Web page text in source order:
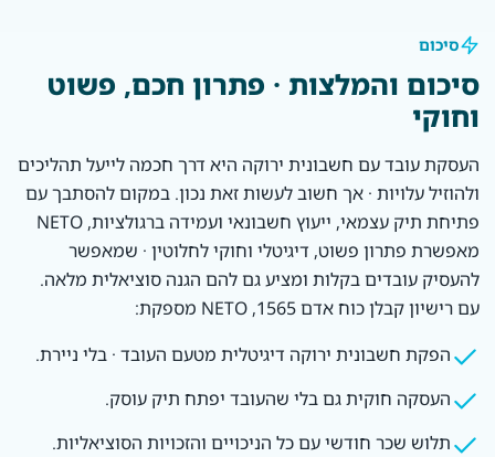
סיכום
סיכום והמלצות · פתרון חכם, פשוט
וחוקי
העסקת עובד עם חשבונית ירוקה היא דרך חכמה לייעל תהליכים
ולהוזיל עלויות · אך חשוב לעשות זאת נכון. במקום להסתבך עם
פתיחת תיק עצמאי, ייעוץ חשבונאי ועמידה ברגולציות, NETO
מאפשרת פתרון פשוט, דיגיטלי וחוקי לחלוטין · שמאפשר
להעסיק עובדים בקלות ומציע גם להם הגנה סוציאלית מלאה.
עם רישיון קבלן כוח אדם 1565, NETO מספקת:
הפקת חשבונית ירוקה דיגיטלית מטעם העובד · בלי ניירת.
העסקה חוקית גם בלי שהעובד יפתח תיק עוסק.
תלוש שכר חודשי עם כל הניכויים והזכויות הסוציאליות.